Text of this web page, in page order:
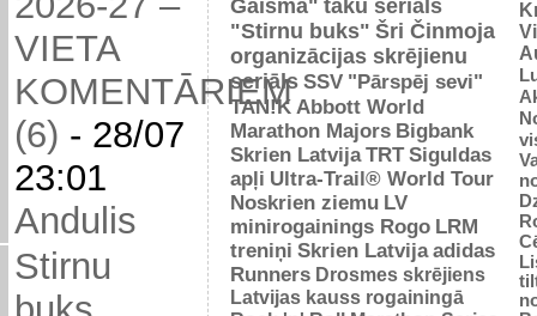
VIETA
KOMENTĀRIEM
(6) - 28/07
23:01
Andulis
Stirnu
Gaismā" taku seriāls
"Stirnu buks" Šri Činmoja
organizācijas skrējienu
seriāls SSV "Pārspēj sevi"
TAN!K Abbott World
Marathon Majors Bigbank
Skrien Latvija TRT Siguldas
apļi Ultra-Trail® World Tour
Noskrien ziemu LV
minirogainings Rogo LRM
treniņi Skrien Latvija adidas
Runners Drosmes skrējiens
Latvijas kauss rogainingā